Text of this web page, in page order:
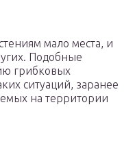
мало места, и
Подобные
грибковых
ситуаций, заранее
на территории